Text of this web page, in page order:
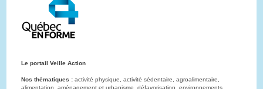
Le portail Veille Action
Nos thématiques : activité physique, activité sédentaire, agroalimentaire,
alimentation, aménagement et urbanisme, défavorisation, environnements,